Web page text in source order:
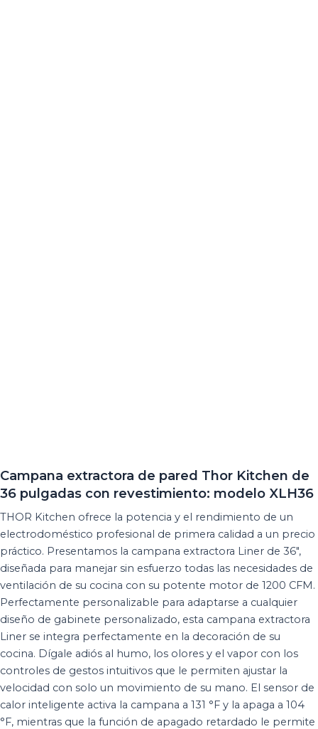
Campana extractora de pared Thor Kitchen de
36 pulgadas con revestimiento: modelo XLH36
THOR Kitchen ofrece la potencia y el rendimiento de un
electrodoméstico profesional de primera calidad a un precio
práctico. Presentamos la campana extractora Liner de 36″,
diseñada para manejar sin esfuerzo todas las necesidades de
ventilación de su cocina con su potente motor de 1200 CFM.
Perfectamente personalizable para adaptarse a cualquier
diseño de gabinete personalizado, esta campana extractora
Liner se integra perfectamente en la decoración de su
cocina. Dígale adiós al humo, los olores y el vapor con los
controles de gestos intuitivos que le permiten ajustar la
velocidad con solo un movimiento de su mano. El sensor de
calor inteligente activa la campana a 131 °F y la apaga a 104
°F, mientras que la función de apagado retardado le permite